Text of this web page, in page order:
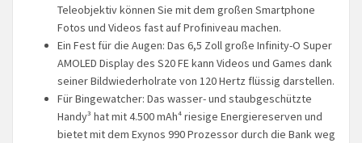
Teleobjektiv können Sie mit dem großen Smartphone
Fotos und Videos fast auf Profiniveau machen.
Ein Fest für die Augen: Das 6,5 Zoll große Infinity-O Super
AMOLED Display des S20 FE kann Videos und Games dank
seiner Bildwiederholrate von 120 Hertz flüssig darstellen.
Für Bingewatcher: Das wasser- und staubgeschützte
Handy³ hat mit 4.500 mAh⁴ riesige Energiereserven und
bietet mit dem Exynos 990 Prozessor durch die Bank weg